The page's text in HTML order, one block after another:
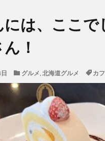
は、ここ
！
グルメ, 北海道グルメ カ